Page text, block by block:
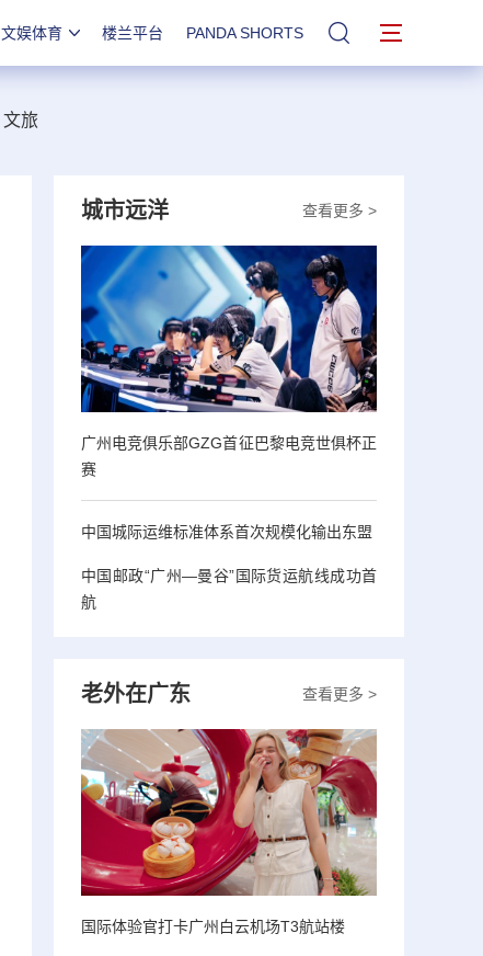
文娱体育 楼兰平台 PANDA SHORTS 站内搜索
文旅
查看更多 >
城市远洋
广州电竞俱乐部GZG首征巴黎电竞世俱杯正
赛
中国城际运维标准体系首次规模化输出东盟
中国邮政“广州—曼谷”国际货运航线成功首
航
查看更多 >
老外在广东
国际体验官打卡广州白云机场T3航站楼